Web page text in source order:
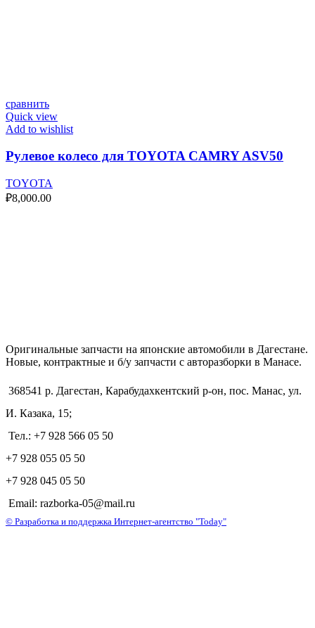
сравнить
Quick view
Add to wishlist
Рулевое колесо для TOYOTA CAMRY ASV50
TOYOTA
₽8,000.00
Оригинальные запчасти на японские автомобили в Дагестане.
Новые, контрактные и б/у запчасти с авторазборки в Манасе.
368541 р. Дагестан, Карабудахкентский р-он, пос. Манас, ул.
И. Казака, 15;
Тел.: +7 928 566 05 50
+7 928 055 05 50
+7 928 045 05 50
Email: razborka-05@mail.ru
© Разработка и поддержка Интернет-агентство "Today"